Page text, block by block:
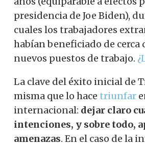
presidencia de Joe Biden),
cuales los trabajadores
habían beneficiado de cerca
nuevos puestos de trabajo.
La clave del éxito inicial de
misma que lo hace triunfar
internacional: dejar claro
intenciones, y sobre todo,
amenazas. En el caso de la